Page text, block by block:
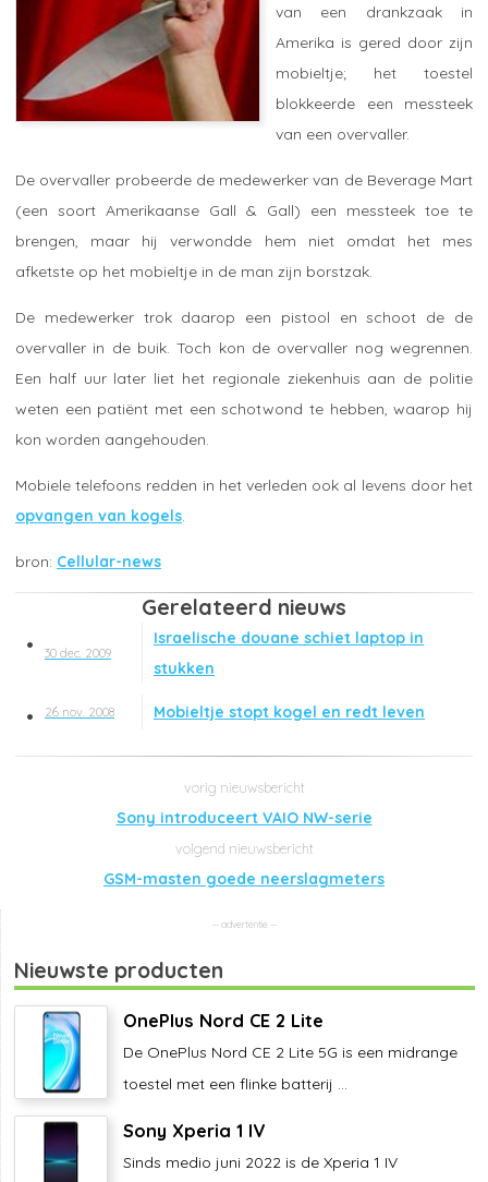
van een drankzaak in
Amerika is gered door zijn
mobieltje; het toestel
blokkeerde een messteek
van een overvaller.
De overvaller probeerde de medewerker van de Beverage Mart
(een soort Amerikaanse Gall & Gall) een messteek toe te
brengen, maar hij verwondde hem niet omdat het mes
afketste op het mobieltje in de man zijn borstzak.
De medewerker trok daarop een pistool en schoot de de
overvaller in de buik. Toch kon de overvaller nog wegrennen.
Een half uur later liet het regionale ziekenhuis aan de politie
weten een patiënt met een schotwond te hebben, waarop hij
kon worden aangehouden.
Mobiele telefoons redden in het verleden ook al levens door het
opvangen van kogels
Cellular-news
Gerelateerd nieuws
30 dec. 2009
Israelische douane schiet laptop in
stukken
26 nov. 2008 Mobieltje stopt kogel en redt leven
Sony introduceert VAIO NW-serie
GSM-masten goede neerslagmeters
Nieuwste producten
OnePlus Nord CE 2 Lite
De OnePlus Nord CE 2 Lite 5G is een midrange
toestel met een flinke batterij ...
Sony Xperia 1 IV
Sinds medio juni 2022 is de Xperia 1 IV